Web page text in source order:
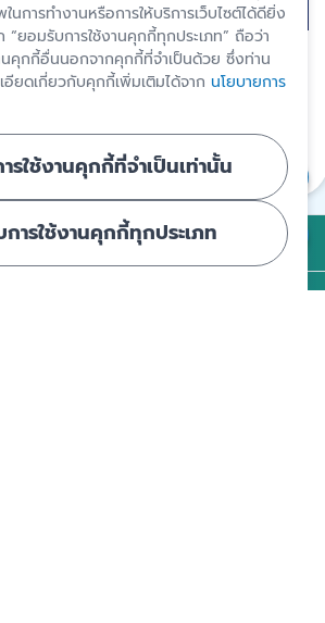
. 2567
มครองเงินฝาก
ร์
นการทำงานหรือการให้บริการเว็บไซต์ได้ดียิ่ง
ยอมรับการใช้งานคุกกี้ทุกประเภท” ถือว่า
นคุกกี้อื่นนอกจากคุกกี้ที่จำเป็นด้วย ซึ่งท่าน
อียดเกี่ยวกับคุกกี้เพิ่มเติมได้จาก นโยบายการ
รใช้งานคุกกี้ที่จำเป็นเท่านั้น
ารใช้งานคุกกี้ทุกประเภท